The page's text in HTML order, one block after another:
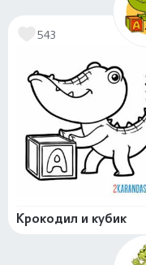
543
Крокодил и кубик